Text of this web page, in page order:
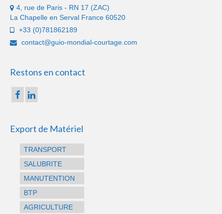
4, rue de Paris - RN 17 (ZAC)
La Chapelle en Serval France 60520
+33 (0)781862189
contact@guio-mondial-courtage.com
Restons en contact
Export de Matériel
TRANSPORT
SALUBRITE
MANUTENTION
BTP
AGRICULTURE